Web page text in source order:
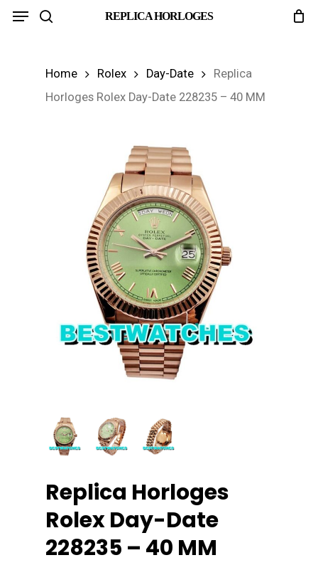
Skip
REPLICA HORLOGES
Menu
Home Rolex Day-Date
Replica
Horloges Rolex Day-Date 228235 – 40 MM
Replica Horloges
Rolex Day-Date
228235 – 40 MM